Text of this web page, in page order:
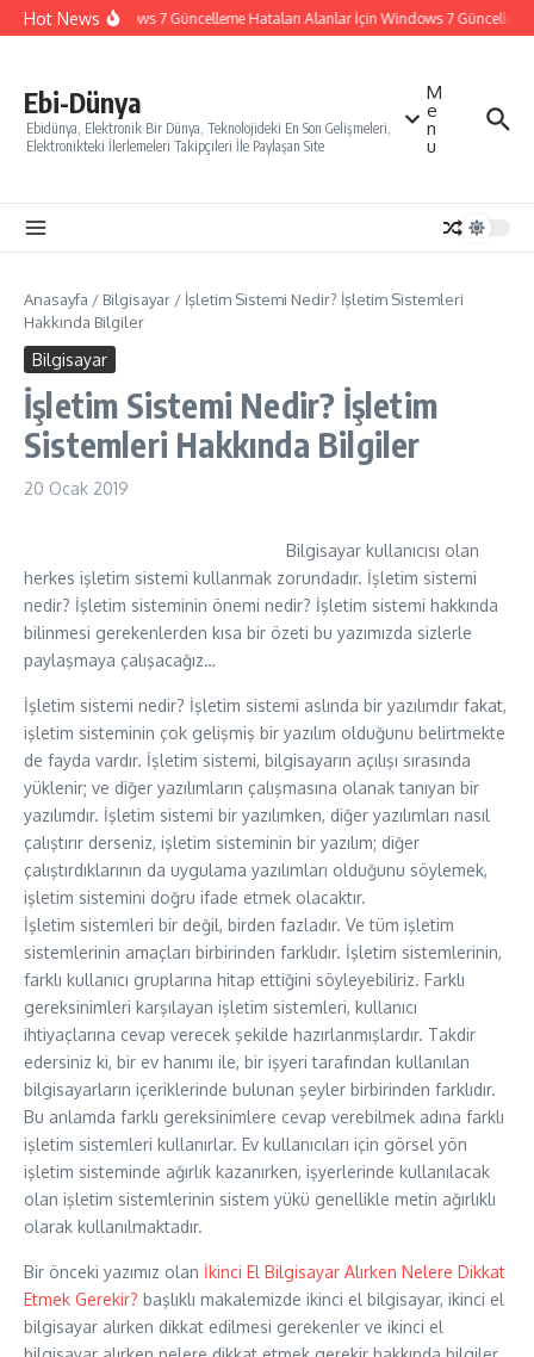
İçeriğe atla
Hot NewsWindows 7 Güncelleme Hataları Alanlar İçin Windows 7 Güncelleme
Ebi-Dünya
Ebidünya, Elektronik Bir Dünya, Teknolojideki En Son Gelişmeleri,
Elektronikteki İlerlemeleri Takipçileri İle Paylaşan Site
M
e
n
u
Anasayfa / Bilgisayar / İşletim Sistemi Nedir? İşletim Sistemleri
Hakkında Bilgiler
Bilgisayar
İşletim Sistemi Nedir? İşletim
Sistemleri Hakkında Bilgiler
20 Ocak 2019
Bilgisayar kullanıcısı olan
herkes işletim sistemi kullanmak zorundadır. İşletim sistemi
nedir? İşletim sisteminin önemi nedir? İşletim sistemi hakkında
bilinmesi gerekenlerden kısa bir özeti bu yazımızda sizlerle
paylaşmaya çalışacağız…
İşletim sistemi nedir? İşletim sistemi aslında bir yazılımdır fakat,
işletim sisteminin çok gelişmiş bir yazılım olduğunu belirtmekte
de fayda vardır. İşletim sistemi, bilgisayarın açılışı sırasında
yüklenir; ve diğer yazılımların çalışmasına olanak tanıyan bir
yazılımdır. İşletim sistemi bir yazılımken, diğer yazılımları nasıl
çalıştırır derseniz, işletim sisteminin bir yazılım; diğer
çalıştırdıklarının da uygulama yazılımları olduğunu söylemek,
işletim sistemini doğru ifade etmek olacaktır.
İşletim sistemleri bir değil, birden fazladır. Ve tüm işletim
sistemlerinin amaçları birbirinden farklıdır. İşletim sistemlerinin,
farklı kullanıcı gruplarına hitap ettiğini söyleyebiliriz. Farklı
gereksinimleri karşılayan işletim sistemleri, kullanıcı
ihtiyaçlarına cevap verecek şekilde hazırlanmışlardır. Takdir
edersiniz ki, bir ev hanımı ile, bir işyeri tarafından kullanılan
bilgisayarların içeriklerinde bulunan şeyler birbirinden farklıdır.
Bu anlamda farklı gereksinimlere cevap verebilmek adına farklı
işletim sistemleri kullanırlar. Ev kullanıcıları için görsel yön
işletim sisteminde ağırlık kazanırken, işyerlerinde kullanılacak
olan işletim sistemlerinin sistem yükü genellikle metin ağırlıklı
olarak kullanılmaktadır.
Bir önceki yazımız olan İkinci El Bilgisayar Alırken Nelere Dikkat
Etmek Gerekir? başlıklı makalemizde ikinci el bilgisayar, ikinci el
bilgisayar alırken dikkat edilmesi gerekenler ve ikinci el